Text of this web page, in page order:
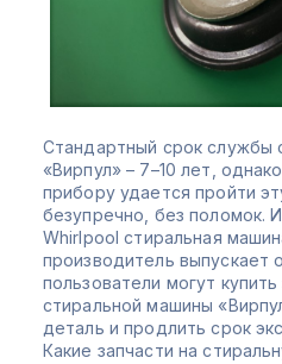
Стандартный срок службы
«Вирпул» – 7–10 лет,
прибору удается пройти
безупречно, без поломок.
Whirlpool стиральная
производитель выпускает
пользователи могут
стиральной машины
деталь и продлить срок
Какие запчасти на